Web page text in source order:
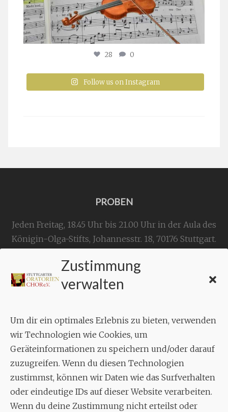
Zustimmung
verwalten
Um dir ein optimales Erlebnis zu bieten, verwenden
wir Technologien wie Cookies, um
Geräteinformationen zu speichern und/oder darauf
zuzugreifen. Wenn du diesen Technologien
zustimmst, können wir Daten wie das Surfverhalten
oder eindeutige IDs auf dieser Website verarbeiten.
Wenn du deine Zustimmung nicht erteilst oder
28 0
Follow us on Instagram
PROBEN
Jeden Freitag, 18.45 Uhr bis 21.00 Uhr in der Aula des
Königin-Olga-Stifts, Johannesstr. 18, 70176 Stuttgart.
KONTAKT
Geschäftsstelle:
Aixheimer Str. 18
70619 Stuttgart
MUSIK
Musikalischer Leiter:
Enrico Trummer